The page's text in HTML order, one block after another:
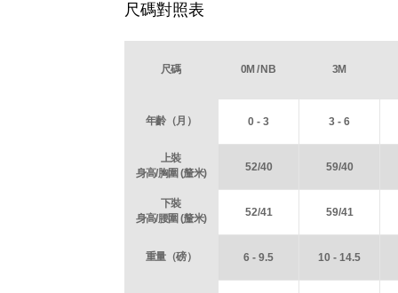
尺碼對照表
尺碼 0M / NB 3M
年齡（月） 0 - 3 3 - 6
上裝
身高/胸圍 (釐米)
52/40 59/40
下裝
身高/腰圍 (釐米)
52/41 59/41
重量（磅） 6 - 9.5 10 - 14.5